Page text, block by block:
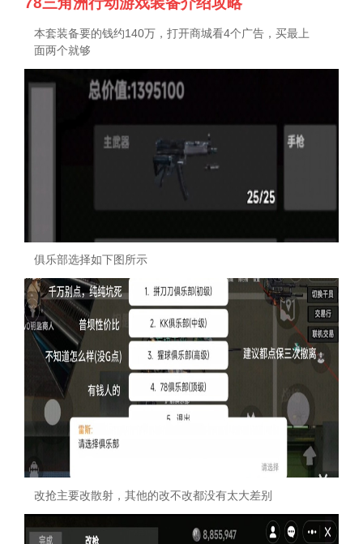
本套装备要的钱约140万，打开商城看4个广告，买最上
面两个就够
俱乐部选择如下图所示
改抢主要改散射，其他的改不改都没有太大差别